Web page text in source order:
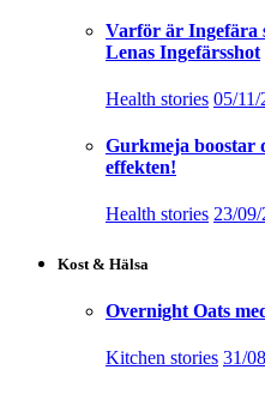
Varför är Ingefära
Lenas Ingefärsshot
Health stories 05/11/
Gurkmeja boostar
effekten!
Health stories 23/
Kost & Hälsa
Overnight Oats
Kitchen stories 31/